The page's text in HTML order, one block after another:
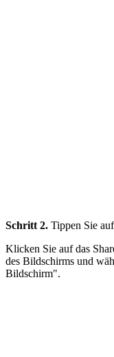
Schritt 2. Tippen Sie
Klicken Sie auf das
des Bildschirms und
Bildschirm".